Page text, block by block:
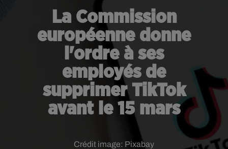
La Commission
européenne donne
l'ordre à ses
employés de
supprimer TikTok
avant le 15 mars
Crédit image: Pixabay